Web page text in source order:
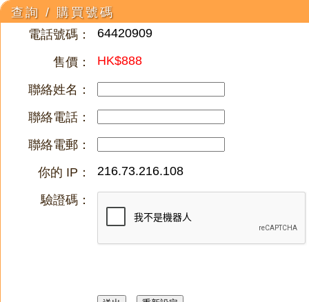
查詢 / 購買號碼
電話號碼：
64420909
售價： HK$888
聯絡姓名：
聯絡電話：
聯絡電郵：
你的 IP：
216.73.216.108
驗證碼：